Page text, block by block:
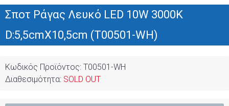
Σποτ Ράγας Λευκό LED 10W 3000K
D:5,5cmX10,5cm (T00501-WH)
Κωδικός Προϊόντος: T00501-WH
Διαθεσιμότητα: SOLD OUT